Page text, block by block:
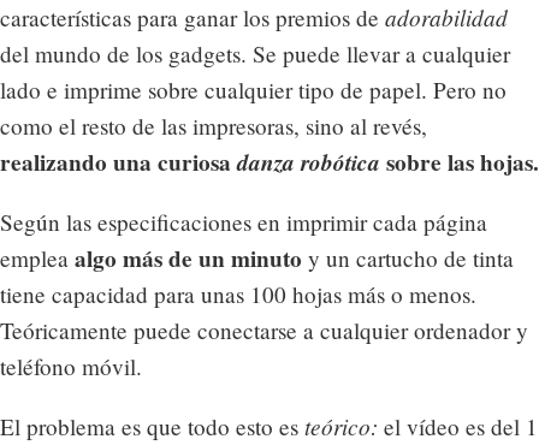
características para ganar los premios de adorabilidad
del mundo de los gadgets. Se puede llevar a cualquier
lado e imprime sobre cualquier tipo de papel. Pero no
como el resto de las impresoras, sino al revés,
realizando una curiosadanza robótica sobre las hojas.
Según las especificaciones en imprimir cada página
emplea algo más de un minuto y un cartucho de tinta
tiene capacidad para unas 100 hojas más o menos.
Teóricamente puede conectarse a cualquier ordenador y
teléfono móvil.
El problema es que todo esto es teórico: el vídeo es del 1